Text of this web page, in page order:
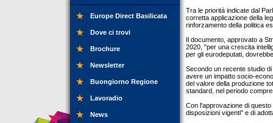
Europe Direct Basilicata
Dove ci trovi
Brochure
Newsletter
Buongiorno Regione
Lavoradio
News
Tra le priorità indicate dal
corretta applicazione della
rinforzamento della politica
Il documento, approvato a
2020, "per una crescita
per gli eurodeputati,
Secondo un recente studio
avere un impatto socio-
del valore della produzione
standard, nel periodo
Con l'approvazione di
disposizioni vigenti" e di